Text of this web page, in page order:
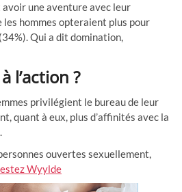
une aventure avec leur
les hommes opteraient plus pour
Qui a dit domination,
l’action ?
privilégient le bureau de leur
quant à eux, plus d’affinités avec la
ouvertes sexuellement,
Wyylde